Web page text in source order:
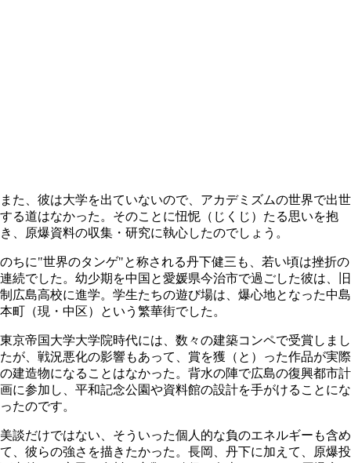
また、彼は大学を出ていないので、アカデミズムの世界で出世
する道はなかった。そのことに忸怩（じくじ）たる思いを抱
き、原爆資料の収集・研究に執心したのでしょう。
のちに"世界のタンゲ"と称される丹下健三も、若い頃は挫折の
連続でした。幼少期を中国と愛媛県今治市で過ごした彼は、旧
制広島高校に進学。学生たちの遊び場は、爆心地となった中島
本町（現・中区）という繁華街でした。
東京帝国大学大学院時代には、数々の建築コンペで受賞しまし
たが、戦況悪化の影響もあって、賞を獲（と）った作品が実際
の建造物になることはなかった。背水の陣で広島の復興都市計
画に参加し、平和記念公園や資料館の設計を手がけることにな
ったのです。
美談だけではない、そういった個人的な負のエネルギーも含め
て、彼らの強さを描きたかった。長岡、丹下に加えて、原爆投